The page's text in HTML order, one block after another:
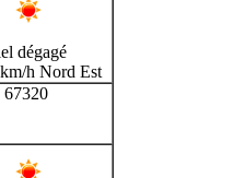
dégagé
h Nord Est